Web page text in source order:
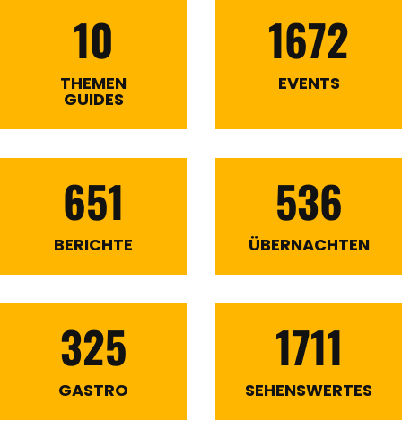
10
THEMEN
GUIDES
1672
EVENTS
651
BERICHTE
536
ÜBERNACHTEN
325
GASTRO
1711
SEHENSWERTES